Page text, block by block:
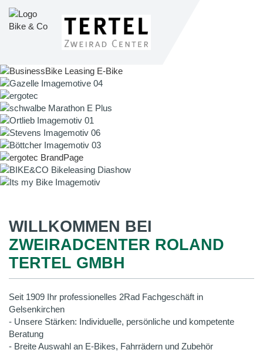
WILLKOMMEN BEI
ZWEIRADCENTER ROLAND
TERTEL GMBH
Seit 1909 Ihr professionelles 2Rad Fachgeschäft in
Gelsenkirchen
- Unsere Stärken: Individuelle, persönliche und kompetente
Beratung
- Breite Auswahl an E-Bikes, Fahrrädern und Zubehör